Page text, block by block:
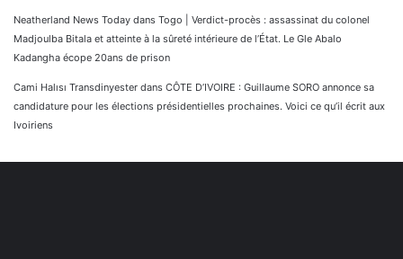
Neatherland News Today dans Togo | Verdict-procès : assassinat du colonel
Madjoulba Bitala et atteinte à la sûreté intérieure de l’État. Le Gle Abalo
Kadangha écope 20ans de prison
Cami Halısı Transdinyester dans CÔTE D’IVOIRE : Guillaume SORO annonce sa
candidature pour les élections présidentielles prochaines. Voici ce qu’il écrit aux
Ivoiriens